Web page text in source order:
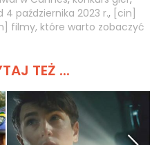
4 października 2023 r., [cin]
filmy, które warto zobaczyć
TEŻ ...